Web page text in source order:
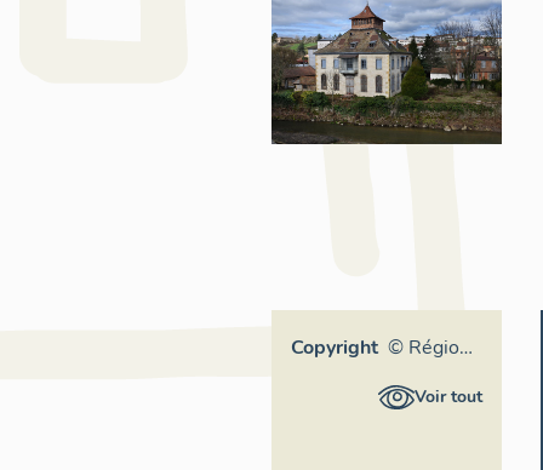
Copyright © Région
Rhône-Voir tout